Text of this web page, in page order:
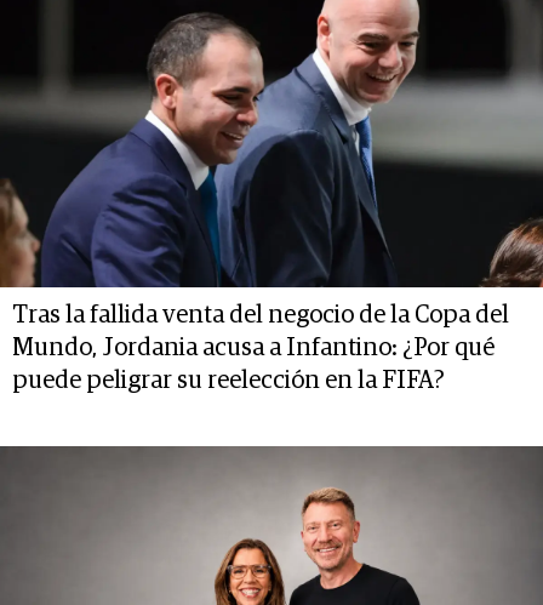
Tras la fallida venta del negocio de la Copa del
Mundo, Jordania acusa a Infantino: ¿Por qué
puede peligrar su reelección en la FIFA?